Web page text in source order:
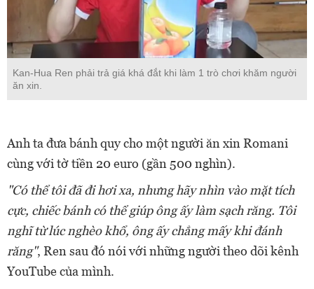
Kan-Hua Ren phải trả giá khá đắt khi làm 1 trò chơi khăm người
ăn xin.
Anh ta đưa bánh quy cho một người ăn xin Romani
cùng với tờ tiền 20 euro (gần 500 nghìn).
"Có thể tôi đã đi hơi xa, nhưng hãy nhìn vào mặt tích
cực, chiếc bánh có thể giúp ông ấy làm sạch răng. Tôi
nghĩ từ lúc nghèo khổ, ông ấy chẳng mấy khi đánh
răng", Ren sau đó nói với những người theo dõi kênh
YouTube của mình.